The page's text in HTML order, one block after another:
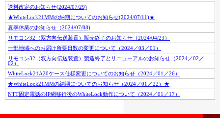
送料改定のお知らせ(2024/07/29)
★WhiteLock21MMの納期についてのお知らせ(2024/07/11)★
夏季休業のお知らせ（2024/07/08)
リモコン32（双方向伝送装置）販売終了のお知らせ（2024/04/23）
一部地域へのお届け所要日数の変更について（2024／03／01）
リモコン32（双方向伝送装置）製造終了とリニューアルのお知らせ（2024／02／
02）
WhiteLock21A20ケース仕様変更についてのお知らせ（2024／01／26）
★WhiteLock21MMの納期についてのお知らせ（2024／01／22）★
NTT固定電話のIP網移行後のWhiteLock動作について（2024／01／17）